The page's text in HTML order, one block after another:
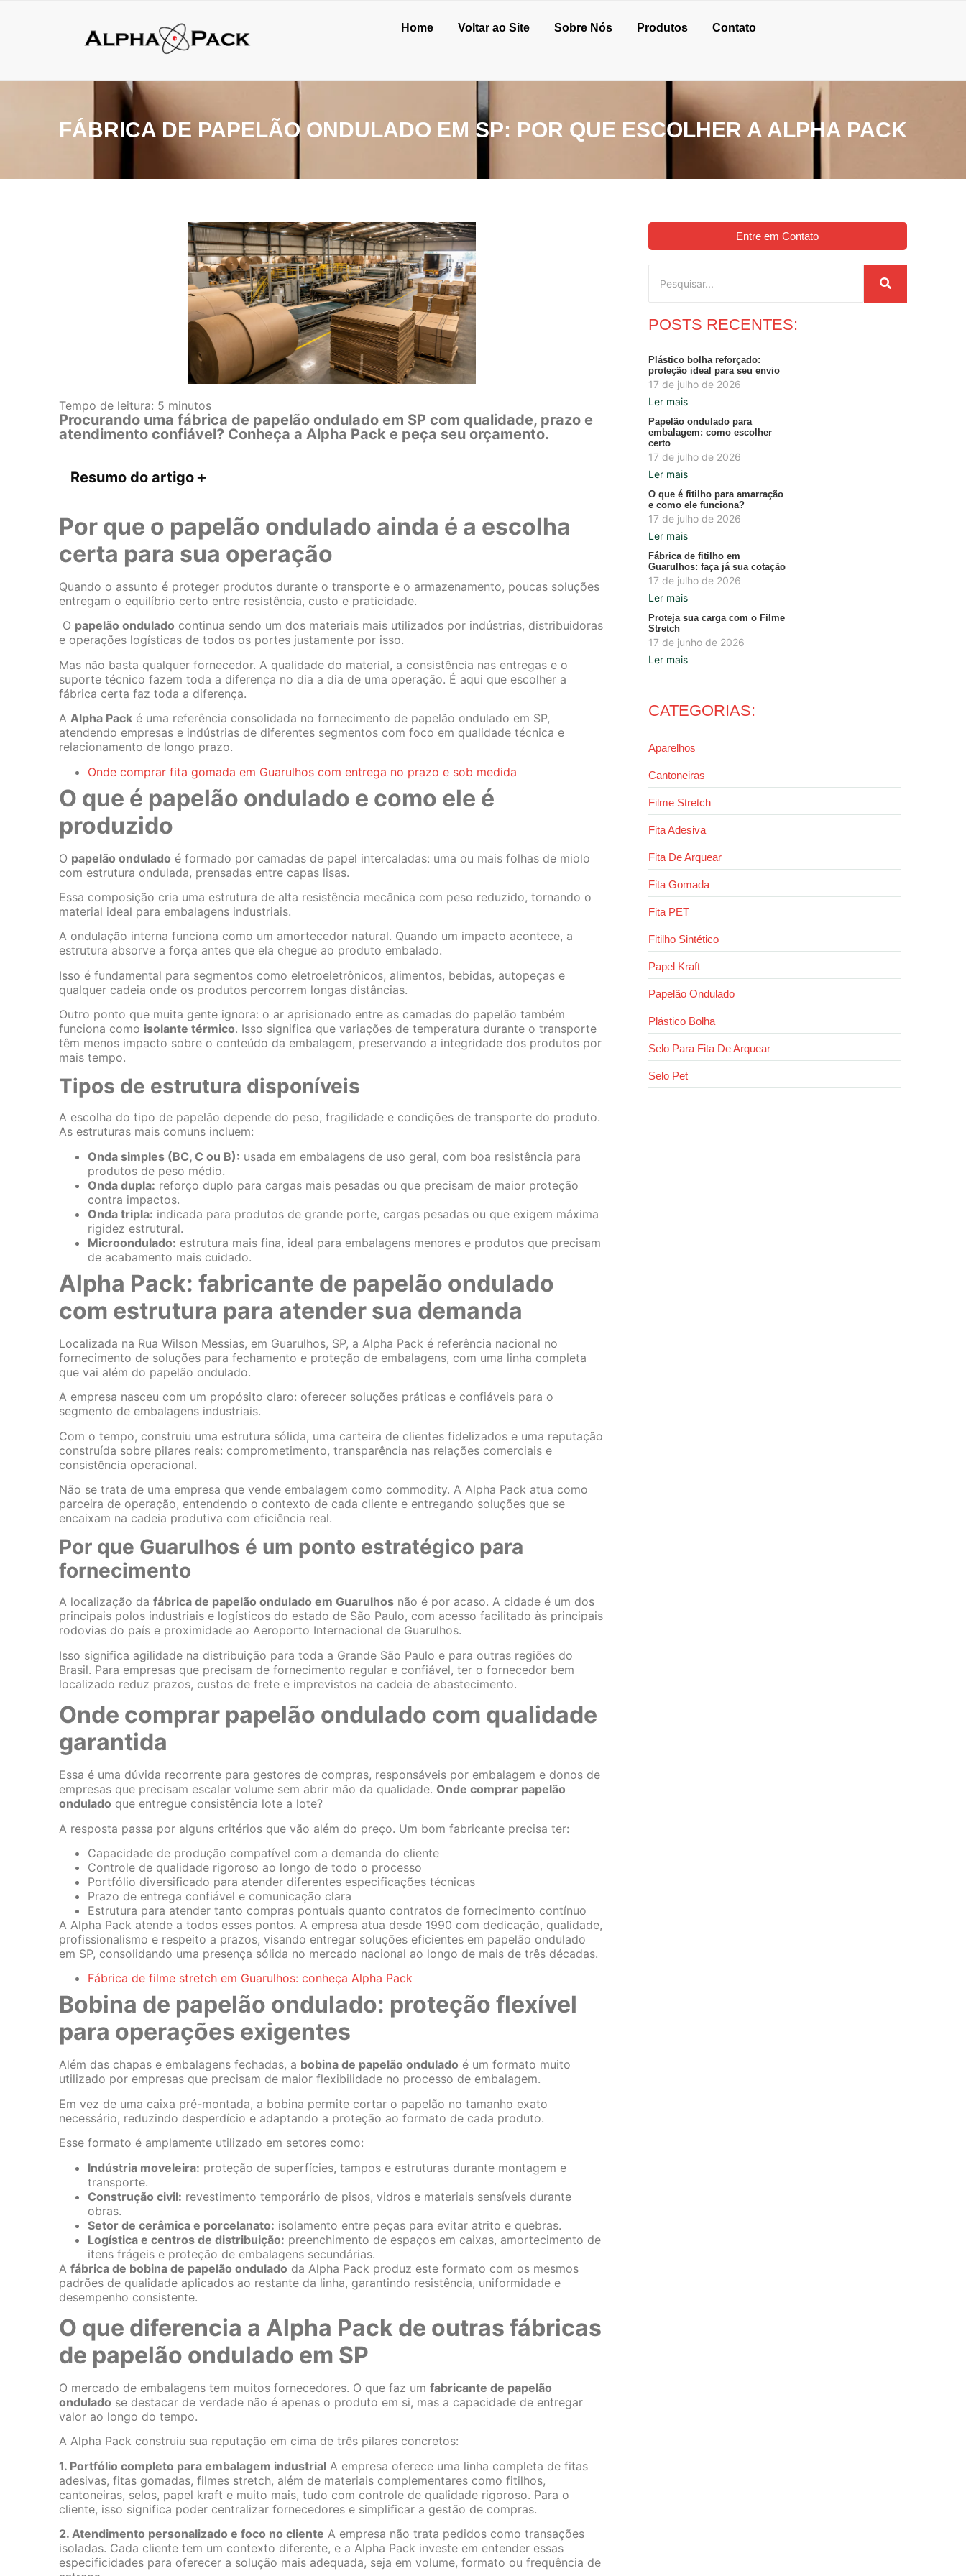
Home Voltar ao Site Sobre Nós Produtos Contato
FÁBRICA DE PAPELÃO ONDULADO EM SP: POR QUE ESCOLHER A ALPHA PACK
Tempo de leitura: 5 minutos
Procurando uma fábrica de papelão ondulado em SP com qualidade, prazo e
atendimento confiável? Conheça a Alpha Pack e peça seu orçamento.
Resumo do artigo＋
Por que o papelão ondulado ainda é a escolha
certa para sua operação
Quando o assunto é proteger produtos durante o transporte e o armazenamento, poucas soluções
entregam o equilíbrio certo entre resistência, custo e praticidade.
O papelão ondulado continua sendo um dos materiais mais utilizados por indústrias, distribuidoras
e operações logísticas de todos os portes justamente por isso.
Mas não basta qualquer fornecedor. A qualidade do material, a consistência nas entregas e o
suporte técnico fazem toda a diferença no dia a dia de uma operação. É aqui que escolher a
fábrica certa faz toda a diferença.
A Alpha Pack é uma referência consolidada no fornecimento de papelão ondulado em SP,
atendendo empresas e indústrias de diferentes segmentos com foco em qualidade técnica e
relacionamento de longo prazo.
Onde comprar fita gomada em Guarulhos com entrega no prazo e sob medida
O que é papelão ondulado e como ele é
produzido
O papelão ondulado é formado por camadas de papel intercaladas: uma ou mais folhas de miolo
com estrutura ondulada, prensadas entre capas lisas.
Essa composição cria uma estrutura de alta resistência mecânica com peso reduzido, tornando o
material ideal para embalagens industriais.
A ondulação interna funciona como um amortecedor natural. Quando um impacto acontece, a
estrutura absorve a força antes que ela chegue ao produto embalado.
Isso é fundamental para segmentos como eletroeletrônicos, alimentos, bebidas, autopeças e
qualquer cadeia onde os produtos percorrem longas distâncias.
Outro ponto que muita gente ignora: o ar aprisionado entre as camadas do papelão também
funciona como isolante térmico. Isso significa que variações de temperatura durante o transporte
têm menos impacto sobre o conteúdo da embalagem, preservando a integridade dos produtos por
mais tempo.
Tipos de estrutura disponíveis
A escolha do tipo de papelão depende do peso, fragilidade e condições de transporte do produto.
As estruturas mais comuns incluem:
Onda simples (BC, C ou B): usada em embalagens de uso geral, com boa resistência para
produtos de peso médio.
Onda dupla: reforço duplo para cargas mais pesadas ou que precisam de maior proteção
contra impactos.
Onda tripla: indicada para produtos de grande porte, cargas pesadas ou que exigem máxima
rigidez estrutural.
Microondulado: estrutura mais fina, ideal para embalagens menores e produtos que precisam
de acabamento mais cuidado.
Alpha Pack: fabricante de papelão ondulado
com estrutura para atender sua demanda
Localizada na Rua Wilson Messias, em Guarulhos, SP, a Alpha Pack é referência nacional no
fornecimento de soluções para fechamento e proteção de embalagens, com uma linha completa
que vai além do papelão ondulado.
A empresa nasceu com um propósito claro: oferecer soluções práticas e confiáveis para o
segmento de embalagens industriais.
Com o tempo, construiu uma estrutura sólida, uma carteira de clientes fidelizados e uma reputação
construída sobre pilares reais: comprometimento, transparência nas relações comerciais e
consistência operacional.
Não se trata de uma empresa que vende embalagem como commodity. A Alpha Pack atua como
parceira de operação, entendendo o contexto de cada cliente e entregando soluções que se
encaixam na cadeia produtiva com eficiência real.
Por que Guarulhos é um ponto estratégico para
fornecimento
A localização da fábrica de papelão ondulado em Guarulhos não é por acaso. A cidade é um dos
principais polos industriais e logísticos do estado de São Paulo, com acesso facilitado às principais
rodovias do país e proximidade ao Aeroporto Internacional de Guarulhos.
Isso significa agilidade na distribuição para toda a Grande São Paulo e para outras regiões do
Brasil. Para empresas que precisam de fornecimento regular e confiável, ter o fornecedor bem
localizado reduz prazos, custos de frete e imprevistos na cadeia de abastecimento.
Onde comprar papelão ondulado com qualidade
garantida
Essa é uma dúvida recorrente para gestores de compras, responsáveis por embalagem e donos de
empresas que precisam escalar volume sem abrir mão da qualidade. Onde comprar papelão
ondulado que entregue consistência lote a lote?
A resposta passa por alguns critérios que vão além do preço. Um bom fabricante precisa ter:
Capacidade de produção compatível com a demanda do cliente
Controle de qualidade rigoroso ao longo de todo o processo
Portfólio diversificado para atender diferentes especificações técnicas
Prazo de entrega confiável e comunicação clara
Estrutura para atender tanto compras pontuais quanto contratos de fornecimento contínuo
A Alpha Pack atende a todos esses pontos. A empresa atua desde 1990 com dedicação, qualidade,
profissionalismo e respeito a prazos, visando entregar soluções eficientes em papelão ondulado
em SP, consolidando uma presença sólida no mercado nacional ao longo de mais de três décadas.
Fábrica de filme stretch em Guarulhos: conheça Alpha Pack
Bobina de papelão ondulado: proteção flexível
para operações exigentes
Além das chapas e embalagens fechadas, a bobina de papelão ondulado é um formato muito
utilizado por empresas que precisam de maior flexibilidade no processo de embalagem.
Em vez de uma caixa pré-montada, a bobina permite cortar o papelão no tamanho exato
necessário, reduzindo desperdício e adaptando a proteção ao formato de cada produto.
Esse formato é amplamente utilizado em setores como:
Indústria moveleira: proteção de superfícies, tampos e estruturas durante montagem e
transporte.
Construção civil: revestimento temporário de pisos, vidros e materiais sensíveis durante
obras.
Setor de cerâmica e porcelanato: isolamento entre peças para evitar atrito e quebras.
Logística e centros de distribuição: preenchimento de espaços em caixas, amortecimento de
itens frágeis e proteção de embalagens secundárias.
A fábrica de bobina de papelão ondulado da Alpha Pack produz este formato com os mesmos
padrões de qualidade aplicados ao restante da linha, garantindo resistência, uniformidade e
desempenho consistente.
O que diferencia a Alpha Pack de outras fábricas
de papelão ondulado em SP
O mercado de embalagens tem muitos fornecedores. O que faz um fabricante de papelão
ondulado se destacar de verdade não é apenas o produto em si, mas a capacidade de entregar
valor ao longo do tempo.
A Alpha Pack construiu sua reputação em cima de três pilares concretos:
1. Portfólio completo para embalagem industrial A empresa oferece uma linha completa de fitas
adesivas, fitas gomadas, filmes stretch, além de materiais complementares como fitilhos,
cantoneiras, selos, papel kraft e muito mais, tudo com controle de qualidade rigoroso. Para o
cliente, isso significa poder centralizar fornecedores e simplificar a gestão de compras.
2. Atendimento personalizado e foco no cliente A empresa não trata pedidos como transações
isoladas. Cada cliente tem um contexto diferente, e a Alpha Pack investe em entender essas
especificidades para oferecer a solução mais adequada, seja em volume, formato ou frequência de
Entre em Contato
POSTS RECENTES:
Plástico bolha reforçado:
proteção ideal para seu envio
17 de julho de 2026
Ler mais
Papelão ondulado para
embalagem: como escolher
certo
17 de julho de 2026
Ler mais
O que é fitilho para amarração
e como ele funciona?
17 de julho de 2026
Ler mais
Fábrica de fitilho em
Guarulhos: faça já sua cotação
17 de julho de 2026
Ler mais
Proteja sua carga com o Filme
Stretch
17 de junho de 2026
Ler mais
CATEGORIAS:
Aparelhos
Cantoneiras
Filme Stretch
Fita Adesiva
Fita De Arquear
Fita Gomada
Fita PET
Fitilho Sintético
Papel Kraft
Papelão Ondulado
Plástico Bolha
Selo Para Fita De Arquear
Selo Pet